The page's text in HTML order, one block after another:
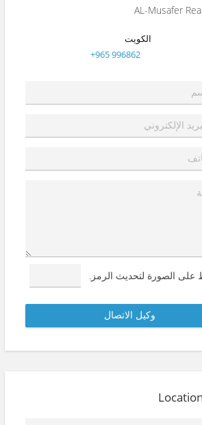
AL-Musafer
الكويت
+965 996862